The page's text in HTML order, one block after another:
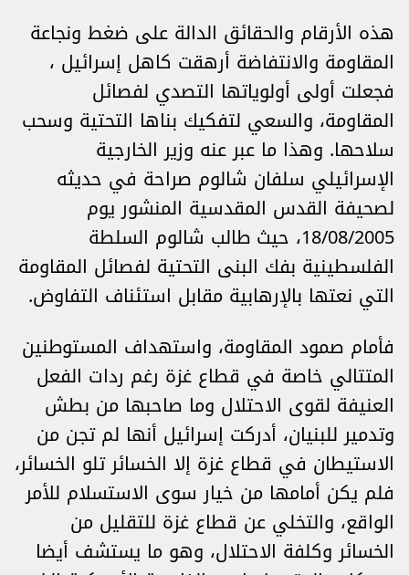
هذه الأرقام والحقائق الدالة على ضغط ونجاعة
المقاومة والانتفاضة أرهقت كاهل إسرائيل ،
فجعلت أولى أولوياتها التصدي لفصائل
المقاومة، والسعي لتفكيك بناها التحتية وسحب
سلاحها. وهذا ما عبر عنه وزير الخارجية
الإسرائيلي سلفان شالوم صراحة في حديثه
لصحيفة القدس المقدسية المنشور يوم
18/08/2005، حيث طالب شالوم السلطة
الفلسطينية بفك البنى التحتية لفصائل المقاومة
التي نعتها بالإرهابية مقابل استئناف التفاوض.
فأمام صمود المقاومة، واستهداف المستوطنين
المتتالي خاصة في قطاع غزة رغم ردات الفعل
العنيفة لقوى الاحتلال وما صاحبها من بطش
وتدمير للبنيان، أدركت إسرائيل أنها لم تجن من
الاستيطان في قطاع غزة إلا الخسائر تلو الخسائر،
فلم يكن أمامها من خيار سوى الاستسلام للأمر
الواقع، والتخلي عن قطاع غزة للتقليل من
الخسائر وكلفة الاحتلال، وهو ما يستشف أيضا